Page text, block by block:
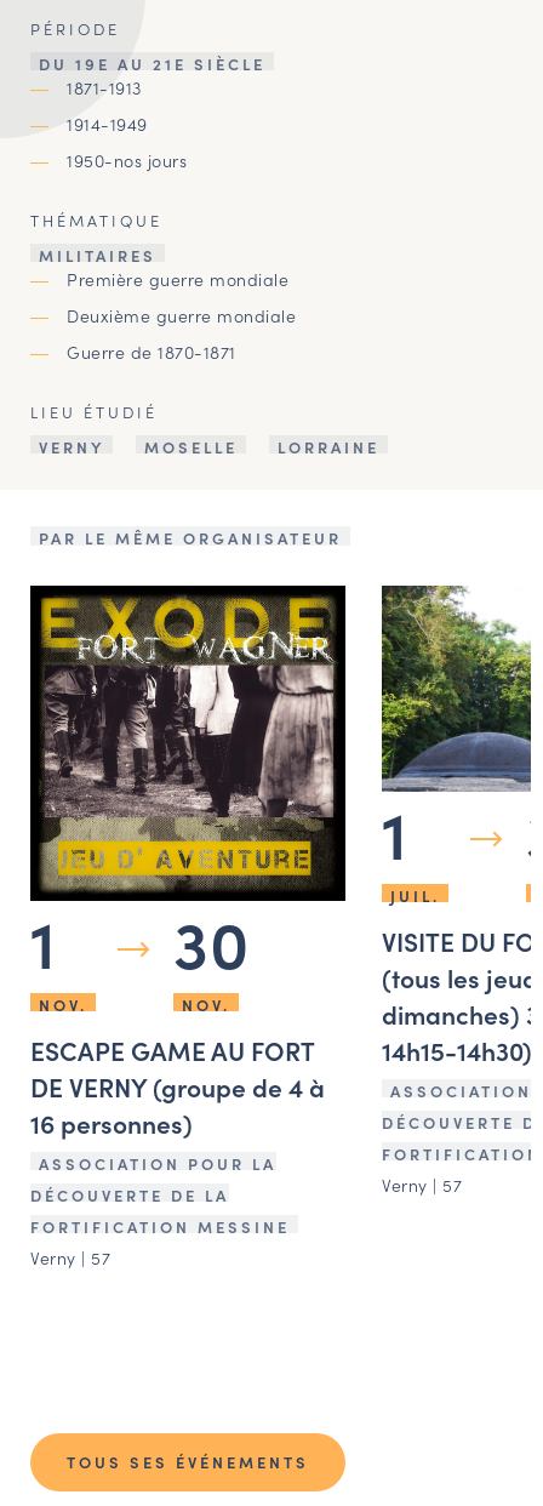
PÉRIODE
DU 19E AU 21E SIÈCLE
1871-1913
1914-1949
1950-nos jours
THÉMATIQUE
MILITAIRES
Première guerre mondiale
Deuxième guerre mondiale
Guerre de 1870-1871
LIEU ÉTUDIÉ
VERNY
MOSELLE LORRAINE
PAR LE MÊME ORGANISATEUR
1
NOV.
30
NOV.
ESCAPE GAME AU FORT
DE VERNY (groupe de 4 à
16 personnes)
ASSOCIATION POUR LA
DÉCOUVERTE DE LA
FORTIFICATION MESSINE
Verny | 57
1
JUIL.
VISITE DU
(tous les
dimanches)
14h15-14h30)
ASSOCIATION
DÉCOUVERTE
Verny | 57
TOUS SES ÉVÉNEMENTS